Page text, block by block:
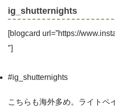
ig_shutternights
[blogcard url=”https://
″]
#ig_shutternights
こちらも海外多め。ライトペ